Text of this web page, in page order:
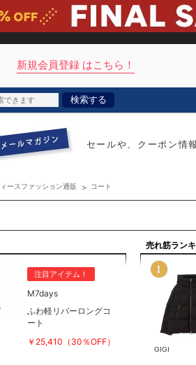
新規会員登録 はこちら！
検索する
うと送料無料)
セールや、クーポン情
ースファッション通販 コート
注目アイテム！
M7days
ふわ軽リバーロングコ
ート
￥25,410（30％OFF）
売れ筋ラン
GIGI